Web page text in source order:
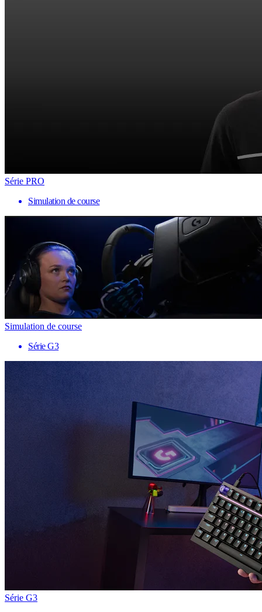
Série PRO
Simulation de course
Simulation de course
Série G3
Série G3